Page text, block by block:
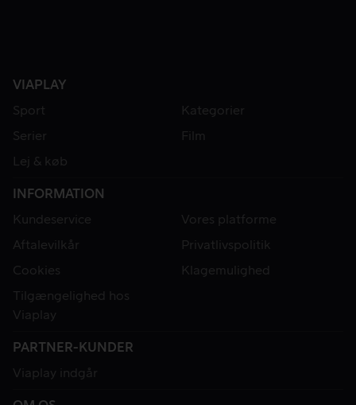
VIAPLAY
Sport
Kategorier
Serier
Film
Lej & køb
INFORMATION
Kundeservice
Vores platforme
Aftalevilkår
Privatlivspolitik
Cookies
Klagemulighed
Tilgængelighed hos
Viaplay
PARTNER-KUNDER
Viaplay indgår